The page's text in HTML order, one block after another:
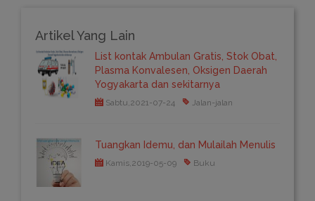
Artikel Yang Lain
List kontak Ambulan Gratis, Stok Obat,
Plasma Konvalesen, Oksigen Daerah
Yogyakarta dan sekitarnya
Sabtu,2021-07-24 Jalan-jalan
Tuangkan Idemu, dan Mulailah Menulis
Kamis,2019-05-09 Buku